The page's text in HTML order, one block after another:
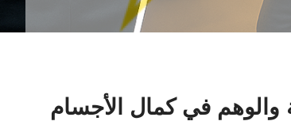
والوهم في كمال الأجسام